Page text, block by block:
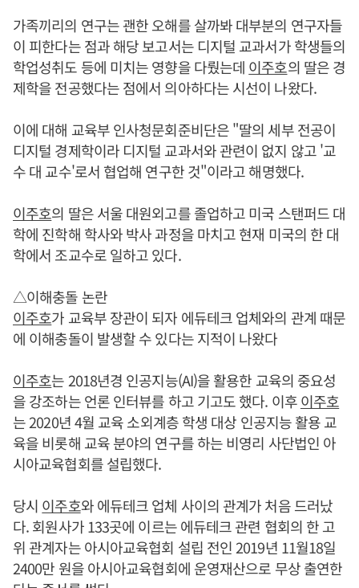
가족끼리의 연구는 괜한 오해를 살까봐 대부분의 연구자들
이 피한다는 점과 해당 보고서는 디지털 교과서가 학생들의
학업성취도 등에 미치는 영향을 다뤘는데 이주호의 딸은 경
제학을 전공했다는 점에서 의아하다는 시선이 나왔다.
이에 대해 교육부 인사청문회준비단은 "딸의 세부 전공이
디지털 경제학이라 디지털 교과서와 관련이 없지 않고 '교
수 대 교수'로서 협업해 연구한 것"이라고 해명했다.
이주호의 딸은 서울 대원외고를 졸업하고 미국 스탠퍼드 대
학에 진학해 학사와 박사 과정을 마치고 현재 미국의 한 대
학에서 조교수로 일하고 있다.
△이해충돌 논란
이주호가 교육부 장관이 되자 에듀테크 업체와의 관계 때문
에 이해충돌이 발생할 수 있다는 지적이 나왔다
이주호는 2018년경 인공지능(AI)을 활용한 교육의 중요성
을 강조하는 언론 인터뷰를 하고 기고도 했다. 이후이주호
는 2020년 4월 교육 소외계층 학생 대상 인공지능 활용 교
육을 비롯해 교육 분야의 연구를 하는 비영리 사단법인 아
시아교육협회를 설립했다.
당시 이주호와 에듀테크 업체 사이의 관계가 처음 드러났
다. 회원사가 133곳에 이르는 에듀테크 관련 협회의 한 고
위 관계자는 아시아교육협회 설립 전인 2019년 11월18일
2400만 원을 아시아교육협회에 운영재산으로 무상 출연한